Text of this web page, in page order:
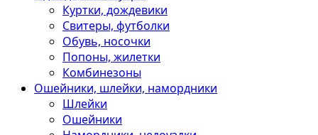
Куртки, дождевики
Свитеры, футболки
Обувь, носочки
Попоны, жилетки
Комбинезоны
Ошейники, шлейки, намордники
Шлейки
Ошейники